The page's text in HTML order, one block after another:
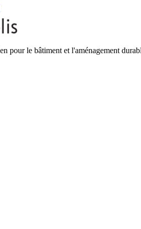
pour le bâtiment et l'aménagement